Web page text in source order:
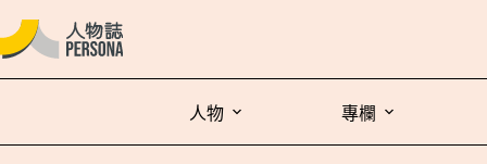
人物 專欄